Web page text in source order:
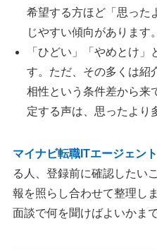
希望する方ほど「思った
じやすい傾向があります。
「ひどい」「やめとけ
す。ただ、その多くは紹
相性という条件差から来
定する声は、思ったより
マイナビ転職ITエージェント
る人、登録前に確認したい
報を照らし合わせて整理し
面談で何を聞けばよいかま